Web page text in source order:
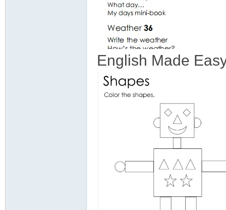
English Made